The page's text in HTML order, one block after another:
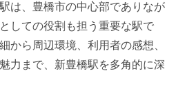
は、豊橋市の中心部でありなが
しての役割も担う重要な駅で
から周辺環境、利用者の感想、
力まで、新豊橋駅を多角的に深